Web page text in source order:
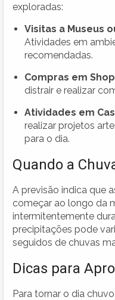
exploradas:
Visitas a Museus
Atividades em
recomendadas.
Compras em
distrair e realizar
Atividades em
realizar projetos
para o dia.
Quando a
A previsão indica que
começar ao longo da
intermitentemente
precipitações pode
seguidos de chuvas
Dicas para
Para tornar o dia